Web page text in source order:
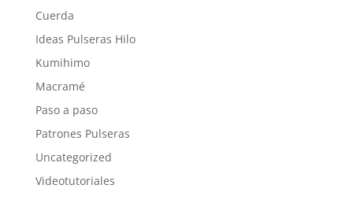
Cuerda
Ideas Pulseras Hilo
Kumihimo
Macramé
Paso a paso
Patrones Pulseras
Uncategorized
Videotutoriales